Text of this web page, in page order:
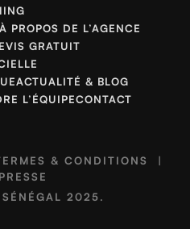
À PROPOS DE L’AGENCE
GRATUIT
ACTUALITÉ & BLOG
L’ÉQUIPECONTACT
& CONDITIONS
|
2025.